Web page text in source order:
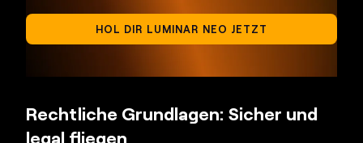
HOL DIR LUMINAR NEO JETZT
Rechtliche Grundlagen: Sicher und
legal fliegen